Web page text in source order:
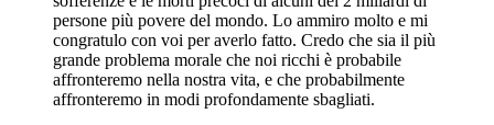
persone più povere del mondo. Lo ammiro molto e mi
congratulo con voi per averlo fatto. Credo che sia il più
grande problema morale che noi ricchi è probabile
affronteremo nella nostra vita, e che probabilmente
affronteremo in modi profondamente sbagliati.